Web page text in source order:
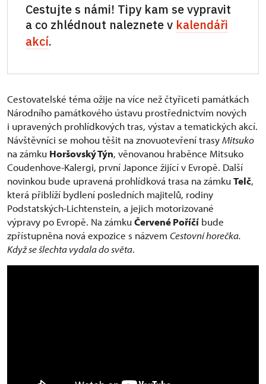
Cestujte s námi! Tipy kam se vypravit
a co zhlédnout naleznete v kalendáři
akcí.
Cestovatelské téma ožije na více než čtyřiceti památkách
Národního památkového ústavu prostřednictvím nových
i upravených prohlídkových tras, výstav a tematických akcí.
Návštěvníci se mohou těšit na znovuotevření trasyMitsuko
na zámku Horšovský Týn, věnovanou hraběnce Mitsuko
Coudenhove-Kalergi, první Japonce žijící v Evropě. Další
novinkou bude upravená prohlídková trasa na zámkuTelč,
která přiblíží bydlení posledních majitelů, rodiny
Podstatských-Lichtenstein, a jejich motorizované
výpravy po Evropě. Na zámkuČervené Poříčí bude
zpřístupněna nová expozice s názvem Cestovní horečka.
Když se šlechta vydala do světa.